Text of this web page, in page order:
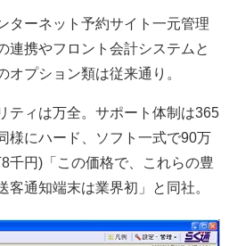
ーネット予約サイト一元管理
連携やフロント会計システムと
プション類は従来通り。
ィは万全。サポート体制は365
様にハード、ソフト一式で90万
千円)「この価格で、これらの豊
通知端末は業界初」と同社。